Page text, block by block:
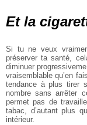
Et la
Si tu ne veux
préserver ta santé,
diminuer
vraisemblable qu’en
tendance à plus tirer
nombre sans arrêter
permet pas de
tabac, d’autant plus
intérieur.